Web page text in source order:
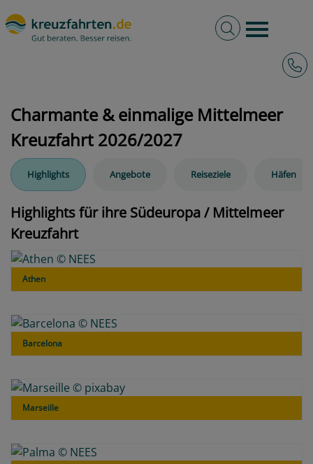
Burger
Volltextsuche
Charmante & einmalige Mittelmeer
Kreuzfahrt 2026/2027
Highlights Angebote Reiseziele Häfen
Highlights für ihre Südeuropa / Mittelmeer
Kreuzfahrt
Athen
Barcelona
Marseille